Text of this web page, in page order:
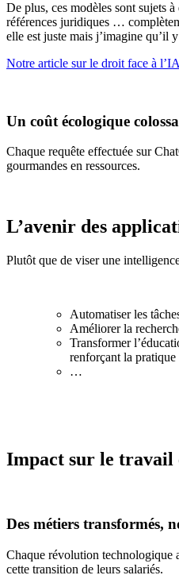
De plus, ces modèles sont sujets
références juridiques …
elle est juste mais j’imagine qu’il
Notre article sur le droit face à l’IA
Un coût écologique
Chaque requête effectuée sur
gourmandes en ressources.
L’avenir des
Plutôt que de viser une
Automatiser les
Améliorer la
Transformer
renforçant la
…
Impact sur le travail
Des métiers transformés,
Chaque révolution technologique
cette transition de leurs salariés.